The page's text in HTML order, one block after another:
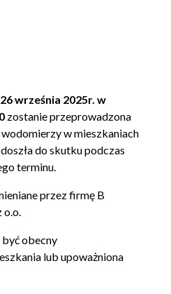
26 września 2025r. w
zostanie przeprowadzona
w mieszkaniach
do skutku podczas
terminu.
przez firmę B
o.o.
obecny
lub upoważniona